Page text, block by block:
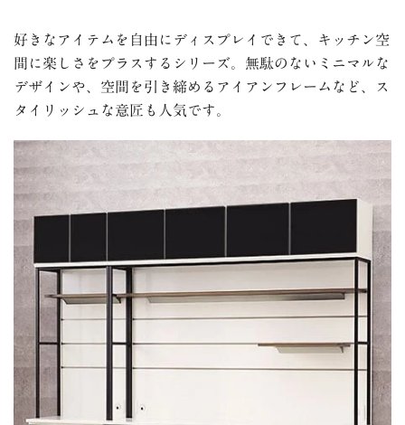
好きなアイテムを自由にディスプレイできて、キッチン空
間に楽しさをプラスするシリーズ。無駄のないミニマルな
デザインや、空間を引き締めるアイアンフレームなど、ス
タイリッシュな意匠も人気です。